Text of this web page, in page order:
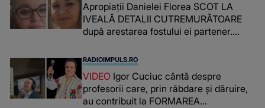
Apropiații Danielei Florea SCOT LA
IVEALĂ DETALII CUTREMURĂTOARE
după arestarea fostului ei partener.
românca ucisă în Italia și ascunsă în
lada unui pat: " Îmi pare rău că nu am
reușit să fac mai mult pentru ea și..."
RADIOIMPULS.RO
VIDEO Igor Cuciuc cântă despre
profesorii care, prin răbdare și dăruire,
au contribuit la FORMAREA